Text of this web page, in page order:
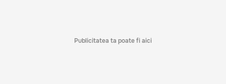
Publicitatea ta poate fi aici